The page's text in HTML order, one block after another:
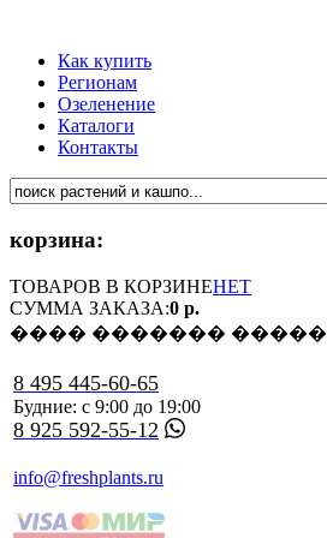
Как купить
Регионам
Озеленение
Каталоги
Контакты
корзина:
ТОВАРОВ В КОРЗИНЕНЕТ
СУММА ЗАКАЗА:0 р.
���� ������� �����
8 495 445-60-65
Будние: с 9:00 до 19:00
8 925 592-55-12
info@freshplants.ru